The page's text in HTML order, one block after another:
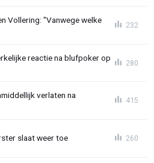
Vollering: "Vanwege welke
232
reactie na blufpoker op
280
verlaten na
415
slaat weer toe 260